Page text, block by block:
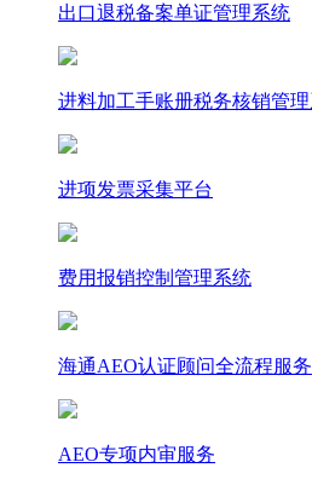
出口退税备案单证管理系统
进料加工手账册税务核销管
进项发票采集平台
费用报销控制管理系统
海通AEO认证顾问全流程服务
AEO专项内审服务